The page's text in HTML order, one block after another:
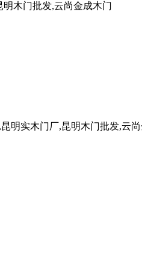
木门批发,云尚金成木门
明实木门厂,昆明木门批发,云